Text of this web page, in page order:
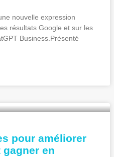
nouvelle expression
résultats Google et sur les
Business.Présenté
pour améliorer
gagner en